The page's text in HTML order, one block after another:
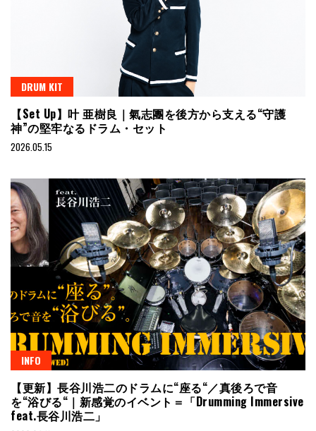
DRUM KIT
【Set Up】叶 亜樹良｜氣志團を後方から支える“守護
神”の堅牢なるドラム・セット
2026.05.15
INFO
【更新】長谷川浩二のドラムに“座る“／真後ろで音
を“浴びる“｜新感覚のイベント＝「Drumming Immersive
feat.長谷川浩二」